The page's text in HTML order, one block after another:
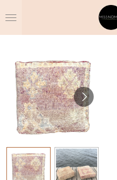
direct